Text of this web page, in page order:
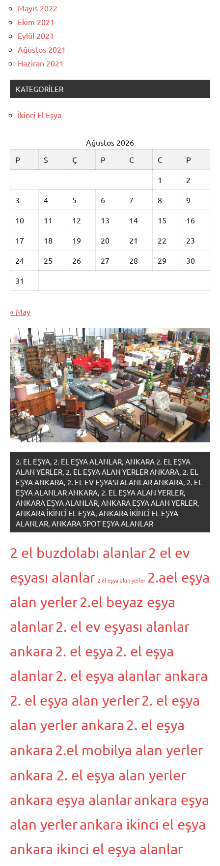
Mayıs 2022
Ekim 2021
Eylül 2021
Ağustos 2021
Haziran 2021
KATEGORILER
İkinci El Eşya
Ağustos 2026
P
S Ç P C C P
1 2
3 4 5 6 7 8 9
10 11 12 13 14 15 16
17 18 19 20 21 22 23
24 25 26 27 28 29 30
31
« May
2. EL EŞYA, 2. EL EŞYA ALANLAR, ANKARA 2. EL EŞYA
ALAN YERLER, 2. EL EŞYA ALAN YERLER ANKARA, 2. EL
EŞYA ANKARA, 2. EL EV EŞYASI ALANLAR ANKARA, 2. EL
EŞYA ALANLAR ANKARA, 2. EL EŞYA ALAN YERLER,
ANKARA EŞYA ALANLAR, ANKARA EŞYA ALAN YERLER,
ANKARA IKINCI EL EŞYA, ANKARA IKINCI EL EŞYA
ALANLAR, ANKARA SPOT EŞYA ALANLAR
2 el buzdolabı alanlar2 el ev
eşyası alanlar 2 el eşya alan yerler 2.ael eşya
alan yerler2.el beyaz eşya
alanlar2. el ev eşyası alanlar
ankara 2. el eşya 2. el eşya
alanlar2. el eşya alanlar ankara
2. el eşya alan yerler2. el eşya
alan yerler ankara 2. el eşya
ankara 2.el mobilya alan yerler
ankara 2. el eşya alan yerler
ankara eşya alanlarankara eşya
alan yerlerankara ikinci el eşya
ankara ikinci el eşya alanlar